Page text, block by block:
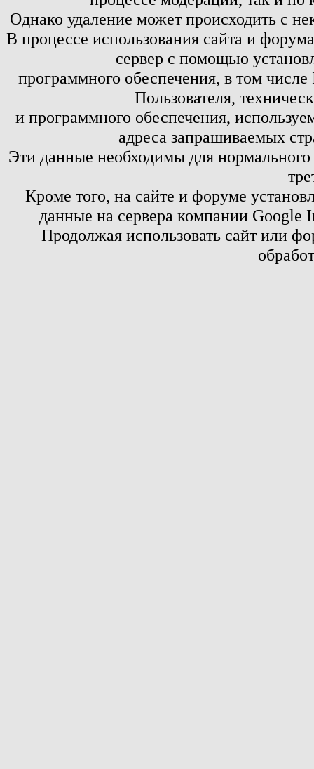
Однако удаление может происходить с
В процессе использования сайта и
сервер с помощью
программного обеспечения, в том
Пользователя,
и программного обеспечения,
адреса запрашиваемых
Эти данные необходимы для
Кроме того, на сайте и форуме
данные на сервера компании
Продолжая использовать сайт или